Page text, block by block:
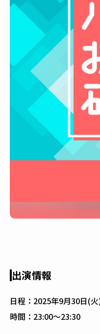
出演情報
日程： 2025年9月30日(
時間： 23:00〜23:30